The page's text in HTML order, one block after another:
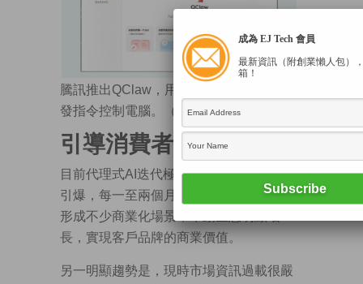
騰訊推出QClaw，用戶可憑微信向AI代理
發指令控制電腦。（網上圖片）
引導消費者作購物決策
目前代理式AI迭代極快，李洋指技術不斷
引爆，每一至兩個月就有新話題。同時，
形成不少商業化場景，帶動生意明顯增
長，實現客戶品牌的商業價值。
另一明顯趨勢是，現時市場資訊過載很嚴
成為 EJ Tech 會員
最新資訊（附創業懶人包）
箱！